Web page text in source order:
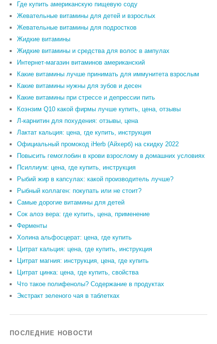
Где купить американскую пищевую соду
Жевательные витамины для детей и взрослых
Жевательные витамины для подростков
Жидкие витамины
Жидкие витамины и средства для волос в ампулах
Интернет-магазин витаминов американский
Какие витамины лучше принимать для иммунитета взрослым
Какие витамины нужны для зубов и десен
Какие витамины при стрессе и депрессии пить
Коэнзим Q10 какой фирмы лучше купить, цена, отзывы
Л-карнитин для похудения: отзывы, цена
Лактат кальция: цена, где купить, инструкция
Официальный промокод iHerb (Айхерб) на скидку 2022
Повысить гемоглобин в крови взрослому в домашних условиях
Псиллиум: цена, где купить, инструкция
Рыбий жир в капсулах: какой производитель лучше?
Рыбный коллаген: покупать или не стоит?
Самые дорогие витамины для детей
Сок алоэ вера: где купить, цена, применение
Ферменты
Холина альфосцерат: цена, где купить
Цитрат кальция: цена, где купить, инструкция
Цитрат магния: инструкция, цена, где купить
Цитрат цинка: цена, где купить, свойства
Что такое полифенолы? Содержание в продуктах
Экстракт зеленого чая в таблетках
ПОСЛЕДНИЕ НОВОСТИ